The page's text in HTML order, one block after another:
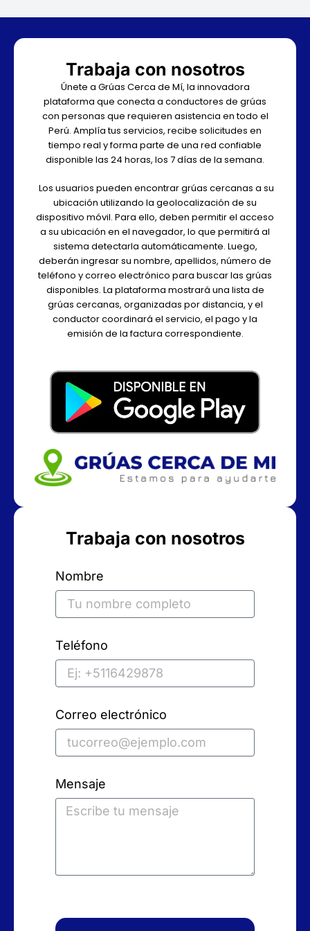
Trabaja con nosotros
Únete a Grúas Cerca de Mí, la innovadora
plataforma que conecta a conductores de grúas
con personas que requieren asistencia en todo el
Perú. Amplía tus servicios, recibe solicitudes en
tiempo real y forma parte de una red confiable
disponible las 24 horas, los 7 días de la semana.
Los usuarios pueden encontrar grúas cercanas a su
ubicación utilizando la geolocalización de su
dispositivo móvil. Para ello, deben permitir el acceso
a su ubicación en el navegador, lo que permitirá al
sistema detectarla automáticamente. Luego,
deberán ingresar su nombre, apellidos, número de
teléfono y correo electrónico para buscar las grúas
disponibles. La plataforma mostrará una lista de
grúas cercanas, organizadas por distancia, y el
conductor coordinará el servicio, el pago y la
emisión de la factura correspondiente.
Trabaja con nosotros
Nombre
Teléfono
Correo electrónico
Mensaje